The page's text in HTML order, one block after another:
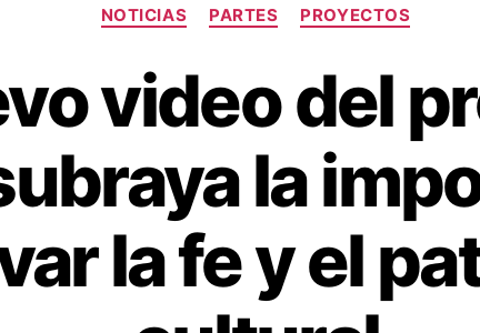
NOTICIAS PARTES PROYECTOS
video del
la
la fe y el